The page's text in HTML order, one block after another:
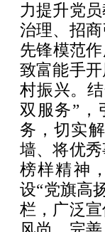
力提升党
治理、招
先锋模范
致富能手
村振兴。
双服务”，
务，切实
墙、将优
榜样精神
设“党旗高
栏，广泛